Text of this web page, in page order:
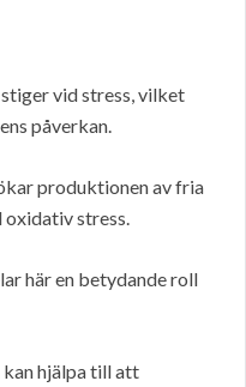
vid stress, vilket
påverkan.
produktionen av fria
stress.
här en betydande roll
kan hjälpa till att